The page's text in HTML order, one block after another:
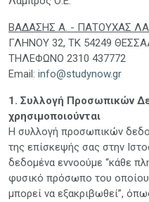
ΒΑΔΑΣΗΣ Α. - ΠΑΤΟΥΧΑΣ
ΓΛΗΝΟΥ 32, ΤΚ 54249
ΤΗΛΕΦΩΝΟ 2310 437772
Email: info@studynow.gr
1. Συλλογή Προσωπικών
χρησιμοποιούνται
Η συλλογή προσωπικών
της επίσκεψής σας στην
δεδομένα εννοούμε “κάθε
φυσικό πρόσωπο του οποίου
μπορεί να εξακριβωθεί”,